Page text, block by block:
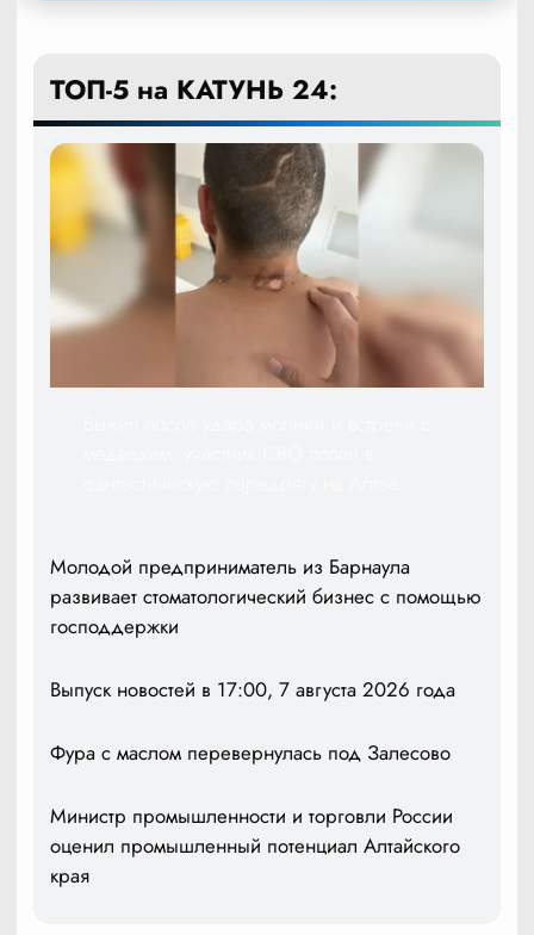
ТОП-5 на КАТУНЬ 24:
Молодой предприниматель из Барнаула
развивает стоматологический бизнес с помощью
господдержки
Выпуск новостей в 17:00, 7 августа 2026 года
Фура с маслом перевернулась под Залесово
Министр промышленности и торговли России
оценил промышленный потенциал Алтайского
края